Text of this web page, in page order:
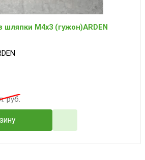
M4x3 (гужон)ARDEN
руб.